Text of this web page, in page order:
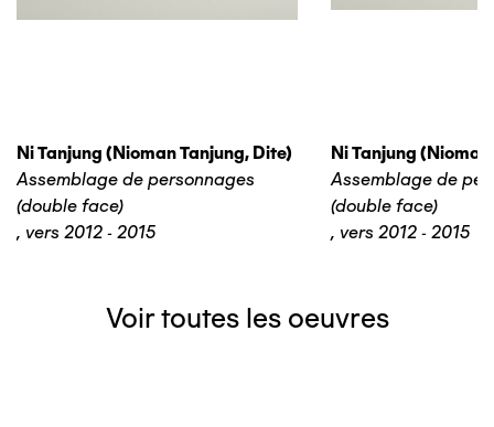
Ni Tanjung (nioman Tanjung, Dite)
Assemblage de personnages
(double face)
, vers 2012 - 2015
Ni Tanjung
Assemblage de
(double face)
, vers 2012 - 2015
Voir toutes les oeuvres